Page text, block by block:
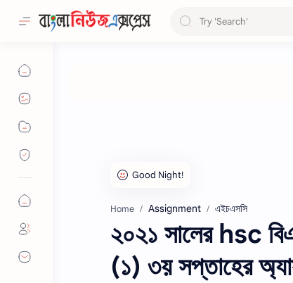
Home Assignment এইচএসসি
২০২১ সালের hsc
(১) ৩য় সপ্তাহের